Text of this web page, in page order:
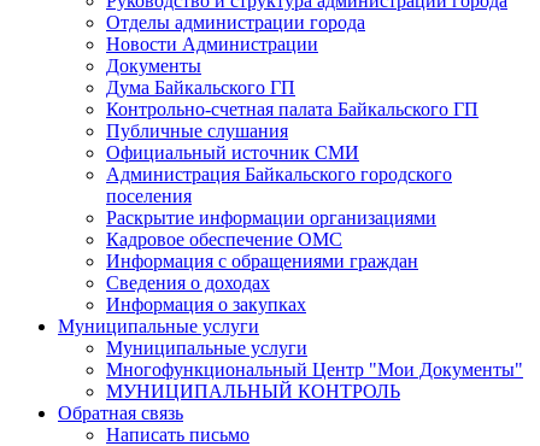
Отделы администрации города
Новости Администрации
Документы
Дума Байкальского ГП
Контрольно-счетная палата Байкальского ГП
Публичные слушания
Официальный источник СМИ
Администрация Байкальского городского
поселения
Раскрытие информации организациями
Кадровое обеспечение ОМС
Информация с обращениями граждан
Сведения о доходах
Информация о закупках
Муниципальные услуги
Муниципальные услуги
Многофункциональный Центр "Мои Документы"
МУНИЦИПАЛЬНЫЙ КОНТРОЛЬ
Обратная связь
Написать письмо